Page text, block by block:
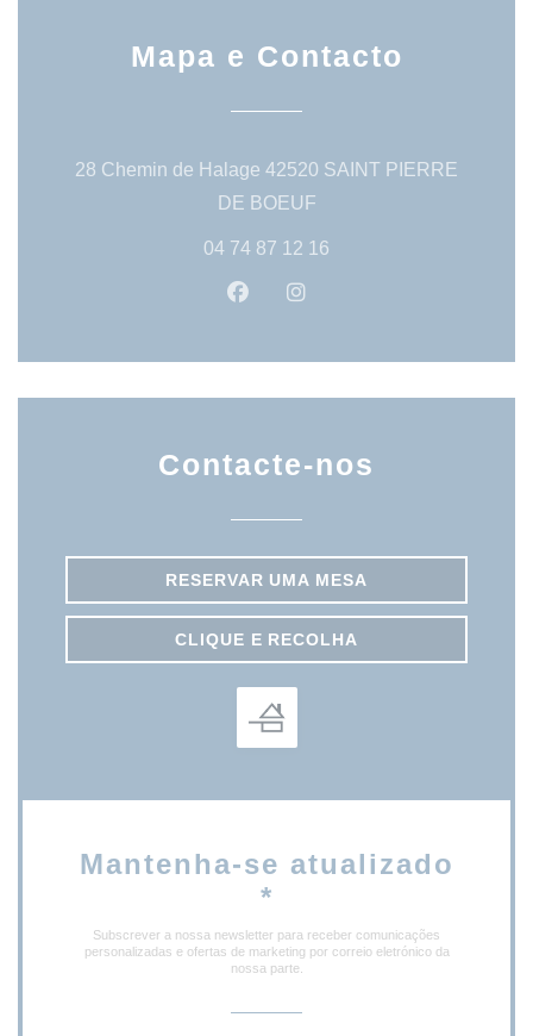
Mapa e Contacto
28 Chemin de Halage 42520 SAINT PIERRE
DE BOEUF((abre numa nova janela))
04 74 87 12 16
Facebook ((abre numa nova
Contacte-nos
RESERVAR UMA MESA
CLIQUE E RECOLHA
Mantenha-se atualizado
*
Subscrever a nossa newsletter para receber comunicações
personalizadas e ofertas de marketing por correio eletrónico da
nossa parte.